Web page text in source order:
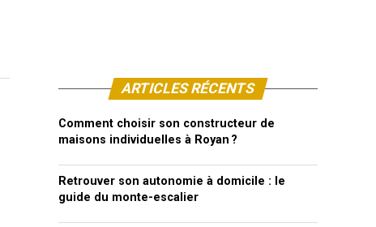
ARTICLES RÉCENTS
Comment choisir son constructeur de
maisons individuelles à Royan ?
Retrouver son autonomie à domicile : le
guide du monte-escalier